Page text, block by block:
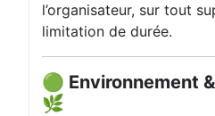
l’organisateur, sur tout
limitation de durée.
🟢 Environnement
🌿